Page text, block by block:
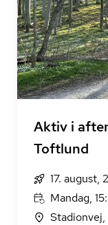
Aktiv i
Toftlund
17. august,
Mandag,